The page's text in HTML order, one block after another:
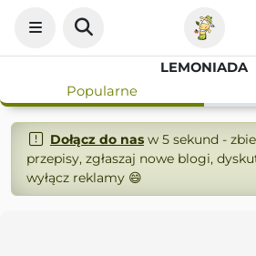
LEMONIADA
Popularne
Dołącz do nasw 5 sekund -
przepisy, zgłaszaj nowe blogi,
wyłącz reklamy 😄